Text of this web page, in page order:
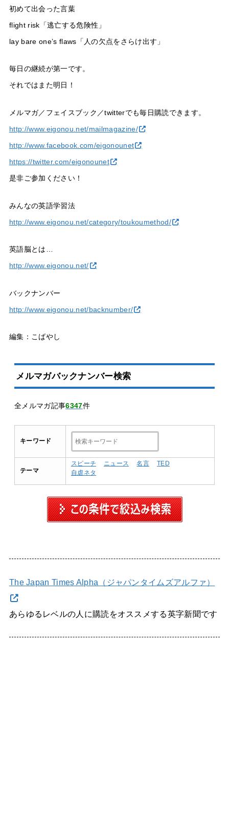
初めて出会った言葉
flight risk「逃亡する危険性」
lay bare one’s flaws「人の欠点をさらけ出す」
毎日の継続が第一です。
それではまた明日！
メルマガ／フェイスブック／twitterでも毎日購読できます。
http://www.eigonou.net/mailmagazine/
http://www.facebook.com/eigonounet
https://twitter.com/eigonounet
是非ご参加ください！
みんなの英語学習法
http://www.eigonou.net/category/toukoumethod/
英語脳とは…
http://www.eigonou.net/
バックナンバー
http://www.eigonou.net/backnumber/
編集：こばやし
メルマガバックナンバー検索
全メルマガ記事6347件
キーワード
テーマ
スピーチ ニュース 名言
TED
自虐ネタ
The Japan Times Alpha（ジャパンタイムズアルファ）
あらゆるレベルの人に購読をオススメする英字新聞です